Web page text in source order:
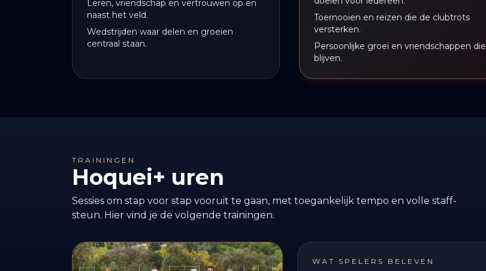
Leren, vriendschap en vertrouwen op en
naast het veld.
Wedstrijden waar delen en groeien
centraal staan.
Toernooien en reizen die de clubtrots
versterken.
Persoonlijke groei en vriendschappen die
blijven.
TRAININGEN
Hoquei+ uren
Sessies om stap voor stap vooruit te gaan, met toegankelijk tempo en volle staff-
steun. Hier vind je de volgende trainingen.
WAT SPELERS BELEVEN